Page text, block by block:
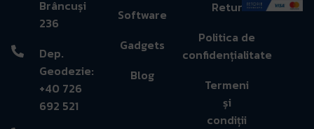
Brâncuși
236
Dep.
Geodezie:
+40 726
692 521
Software
Gadgets
Blog
Retur
Politica de
confidențialitate
Termeni
și
condiții